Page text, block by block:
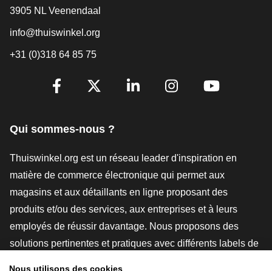
3905 NL Veenendaal
info@thuiswinkel.org
+31 (0)318 64 85 75
[_General:SocialMediaTitle]
Qui sommes-nous ?
Thuiswinkel.org est un réseau leader d'inspiration en
matière de commerce électronique qui permet aux
magasins et aux détaillants en ligne proposant des
produits et/ou des services, aux entreprises et à leurs
employés de réussir davantage. Nous proposons des
solutions pertinentes et pratiques avec différents labels de
Nous utilisons des cookies